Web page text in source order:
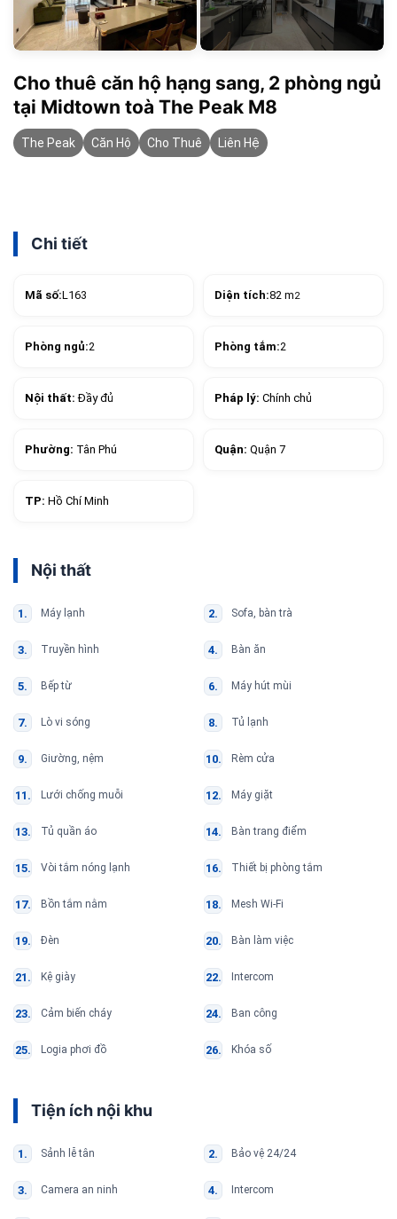
Cho thuê căn hộ hạng sang, 2 phòng ngủ
tại Midtown toà The Peak M8
The Peak Căn Hộ Cho Thuê Liên Hệ
Chi tiết
Mã số:L163 Diện tích:82 m2
Phòng ngủ:2 Phòng tắm:2
Nội thất:Đầy đủ Pháp lý: Chính chủ
Phường: Tân Phú Quận: Quận 7
TP: Hồ Chí Minh
Nội thất
Máy lạnh Sofa, bàn trà
Truyền hình Bàn ăn
Bếp từ Máy hút mùi
Lò vi sóng Tủ lạnh
Giường, nệm Rèm cửa
Lưới chống muỗi Máy giặt
Tủ quần áo Bàn trang điểm
Vòi tắm nóng lạnh Thiết bị phòng tắm
Bồn tắm nằm Mesh Wi-Fi
Đèn Bàn làm việc
Kệ giày Intercom
Cảm biến cháy Ban công
Logia phơi đồ Khóa số
Tiện ích nội khu
Sảnh lễ tân Bảo vệ 24/24
Camera an ninh Intercom